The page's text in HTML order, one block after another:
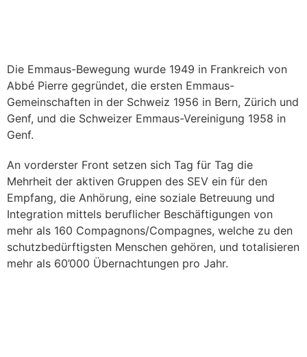
Die Emmaus-Bewegung wurde 1949 in Frankreich von
Abbé Pierre gegründet, die ersten Emmaus-
Gemeinschaften in der Schweiz 1956 in Bern, Zürich und
Genf, und die Schweizer Emmaus-Vereinigung 1958 in
Genf.
An vorderster Front setzen sich Tag für Tag die
Mehrheit der aktiven Gruppen des SEV ein für den
Empfang, die Anhörung, eine soziale Betreuung und
Integration mittels beruflicher Beschäftigungen von
mehr als 160 Compagnons/Compagnes, welche zu den
schutzbedürftigsten Menschen gehören, und totalisieren
mehr als 60’000 Übernachtungen pro Jahr.